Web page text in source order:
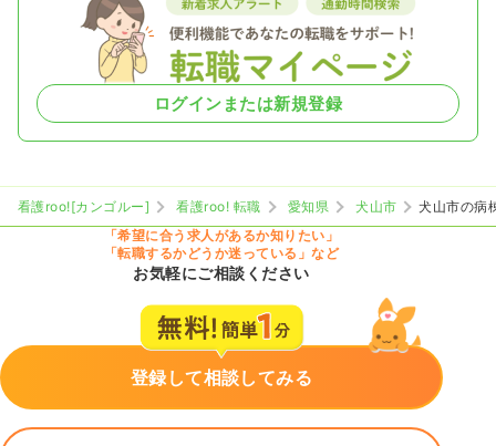
ログインまたは新規登録
看護roo![カンゴルー] 看護roo! 転職 愛知県 犬山市
犬山市の病
「希望に合う求人があるか知りたい」
「転職するかどうか迷っている」など
お気軽にご相談ください
登録して相談してみる